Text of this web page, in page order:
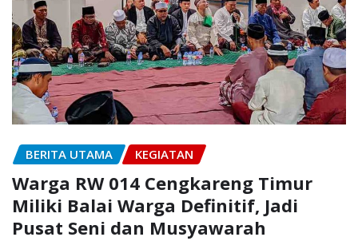
BERITA UTAMA KEGIATAN
Warga RW 014 Cengkareng Timur
Miliki Balai Warga Definitif, Jadi
Pusat Seni dan Musyawarah